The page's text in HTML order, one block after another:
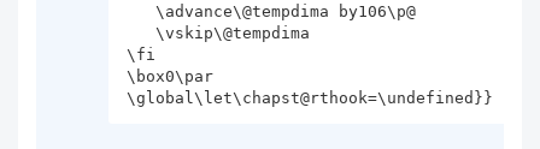
   \advance\@tempdima by106\p@
   \vskip\@tempdima
\fi
\box0\par